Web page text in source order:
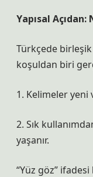
Yapısal
Türkçede
koşuldan biri
1. Kelimeler
2. Sık
yaşanır.
“Yüz göz”